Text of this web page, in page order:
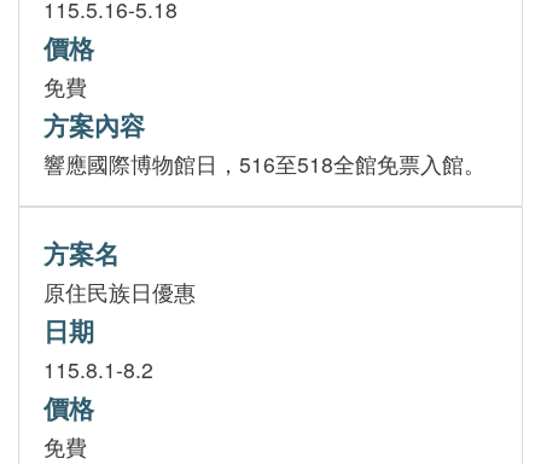
115.5.16-5.18
價格
免費
方案內容
響應國際博物館日，516至518全館免票入館。
方案名
原住民族日優惠
日期
115.8.1-8.2
價格
免費